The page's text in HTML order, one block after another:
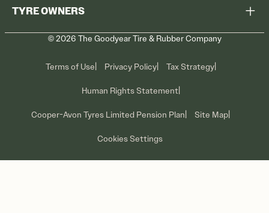
Contact Us
TYRE OWNERS
Recall Information
Tyre Care
©2026 The Goodyear Tire & Rubber Company
Terms of Use Privacy Policy Tax Strategy
Human Rights Statement
Cooper-Avon Tyres Limited Pension Plan Site Map
Cookies Settings